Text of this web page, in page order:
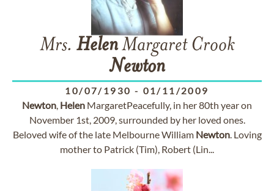
Mrs. HelenMargaret Crook
Newton
10/07/1930 - 01/11/2009
Newton, Helen MargaretPeacefully, in her 80th year on
November 1st, 2009, surrounded by her loved ones.
Beloved wife of the late Melbourne William Newton. Loving
mother to Patrick (Tim), Robert (Lin...